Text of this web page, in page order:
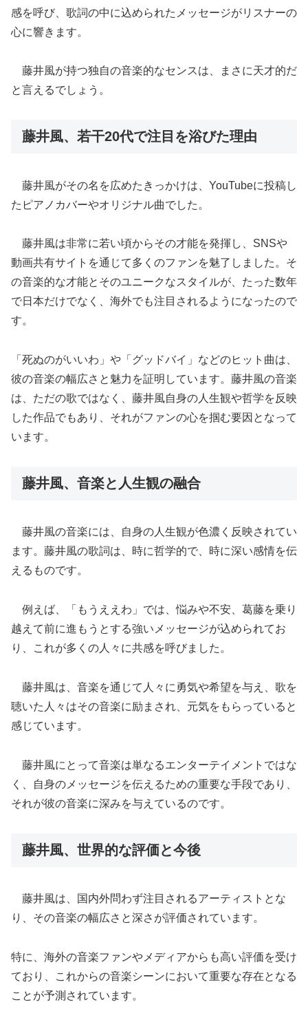
感を呼び、歌詞の中に込められたメッセージがリスナーの
心に響きます。
藤井風が持つ独自の音楽的なセンスは、まさに天才的だ
と言えるでしょう。
藤井風、若干20代で注目を浴びた理由
藤井風がその名を広めたきっかけは、YouTubeに投稿し
たピアノカバーやオリジナル曲でした。
藤井風は非常に若い頃からその才能を発揮し、SNSや
動画共有サイトを通じて多くのファンを魅了しました。そ
の音楽的な才能とそのユニークなスタイルが、たった数年
で日本だけでなく、海外でも注目されるようになったので
す。
「死ぬのがいいわ」や「グッドバイ」などのヒット曲は、
彼の音楽の幅広さと魅力を証明しています。藤井風の音楽
は、ただの歌ではなく、藤井風自身の人生観や哲学を反映
した作品でもあり、それがファンの心を掴む要因となって
います。
藤井風、音楽と人生観の融合
藤井風の音楽には、自身の人生観が色濃く反映されてい
ます。藤井風の歌詞は、時に哲学的で、時に深い感情を伝
えるものです。
例えば、「もうええわ」では、悩みや不安、葛藤を乗り
越えて前に進もうとする強いメッセージが込められてお
り、これが多くの人々に共感を呼びました。
藤井風は、音楽を通じて人々に勇気や希望を与え、歌を
聴いた人々はその音楽に励まされ、元気をもらっていると
感じています。
藤井風にとって音楽は単なるエンターテイメントではな
く、自身のメッセージを伝えるための重要な手段であり、
それが彼の音楽に深みを与えているのです。
藤井風、世界的な評価と今後
藤井風は、国内外問わず注目されるアーティストとな
り、その音楽の幅広さと深さが評価されています。
特に、海外の音楽ファンやメディアからも高い評価を受け
ており、これからの音楽シーンにおいて重要な存在となる
ことが予測されています。